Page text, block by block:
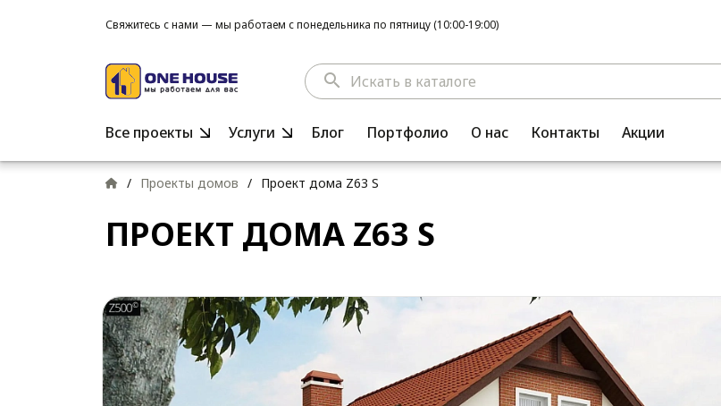
Свяжитесь с нами — мы работаем с понедельника по пятницу (10:00-19:00)
search
Все проекты Услуги Блог Портфолио О нас Контакты Акции
/ Проекты домов / Проект дома Z63 S
ПРОЕКТ ДОМА Z63 S